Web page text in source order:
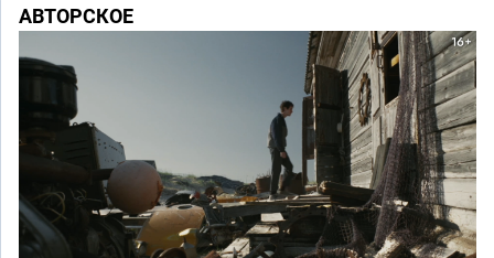
АВТОРСКОЕ